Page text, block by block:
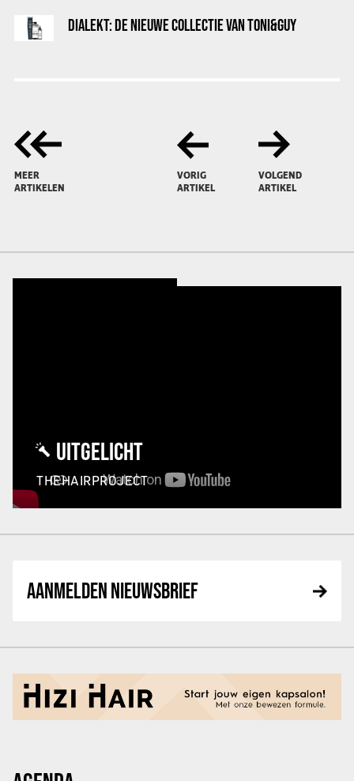
DIALEKT: DE NIEUWE COLLECTIE VAN TONI&GUY
MEER
ARTIKELEN
VORIG
ARTIKEL
VOLGEND
ARTIKEL
UITGELICHT
THEHAIRPROJECT
AANMELDEN NIEUWSBRIEF